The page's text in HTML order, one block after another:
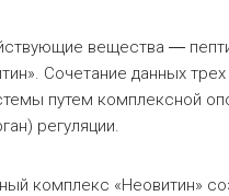
вещества ―
Сочетание данных
путем комплексной
регуляции.
комплекс «Неовитин»